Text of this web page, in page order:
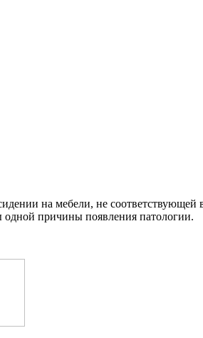
на мебели, не соответствующей
одной причины появления патологии.